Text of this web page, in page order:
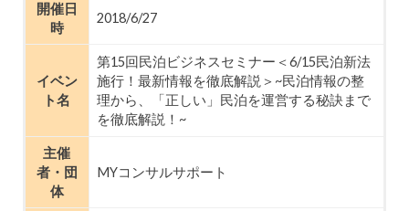
開催日
時
2018/6/27
イベン
ト名
第15回民泊ビジネスセミナー＜6/15民泊新法
施行！最新情報を徹底解説＞~民泊情報の整
理から、「正しい」民泊を運営する秘訣まで
を徹底解説！~
主催
者・団
体
MYコンサルサポート